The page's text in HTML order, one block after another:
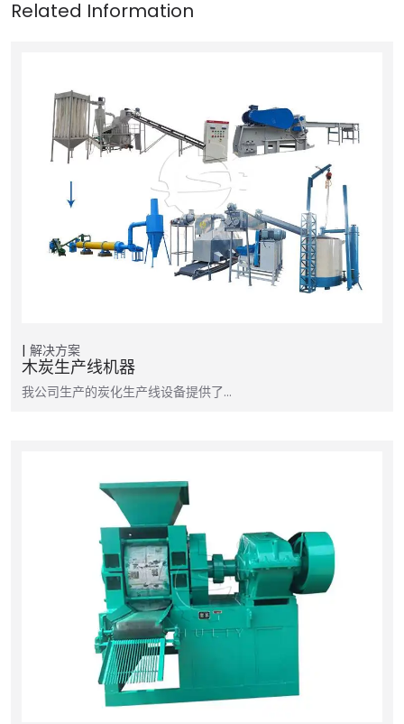
解决方案
木炭生产线机器
我公司生产的炭化生产线设备提供了…